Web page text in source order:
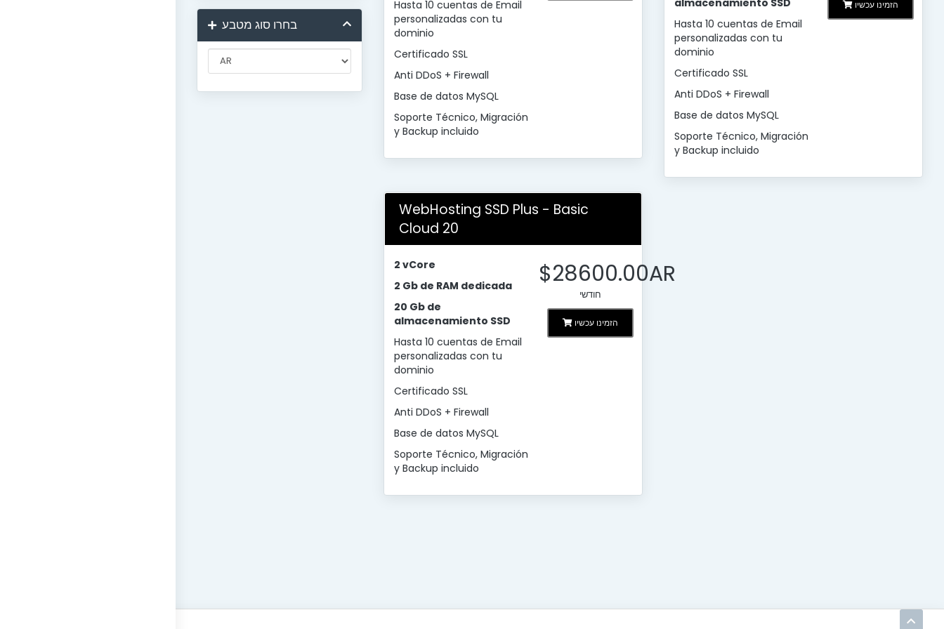
בחרו סוג מטבע
Hasta 10 cuentas de Email
personalizadas con tu
dominio
Certificado SSL
Anti DDoS + Firewall
Base de datos MySQL
Soporte Técnico, Migración
y Backup incluido
almacenamiento SSD
Hasta 10 cuentas de Email
personalizadas con tu
dominio
Certificado SSL
Anti DDoS + Firewall
Base de datos MySQL
Soporte Técnico, Migración
y Backup incluido
הזמינו עכשיו
WebHosting SSD Plus - Basic
Cloud 20
2 vCore
2 Gb de RAM dedicada
20 Gb de
almacenamiento SSD
Hasta 10 cuentas de Email
personalizadas con tu
dominio
Certificado SSL
Anti DDoS + Firewall
Base de datos MySQL
Soporte Técnico, Migración
y Backup incluido
$28600.00AR
חודשי
הזמינו עכשיו